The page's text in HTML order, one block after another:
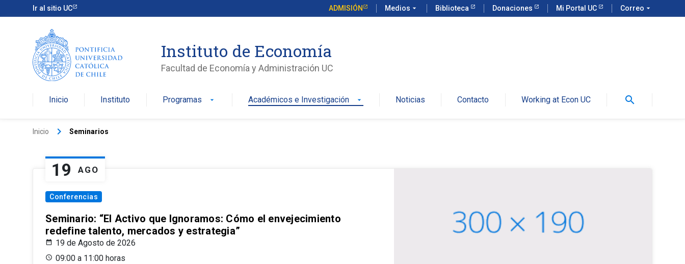
Ir al sitio UC ADMISIÓN Medios arrow_drop_down Biblioteca Donaciones Mi Portal UC Correo arrow_drop_down
Instituto de Economía
Facultad de Economía y Administración UC
Inicio Instituto Programas arrow_drop_down Académicos e Investigación arrow_drop_down Noticias Contacto Working at Econ UC search
Inicio keyboard_arrow_right Seminarios
19 AGO
Conferencias
Seminario: “El Activo que Ignoramos: Cómo el envejecimiento
redefine talento, mercados y estrategia”
19 de Agosto de 2026
09:00 a 11:00 horas